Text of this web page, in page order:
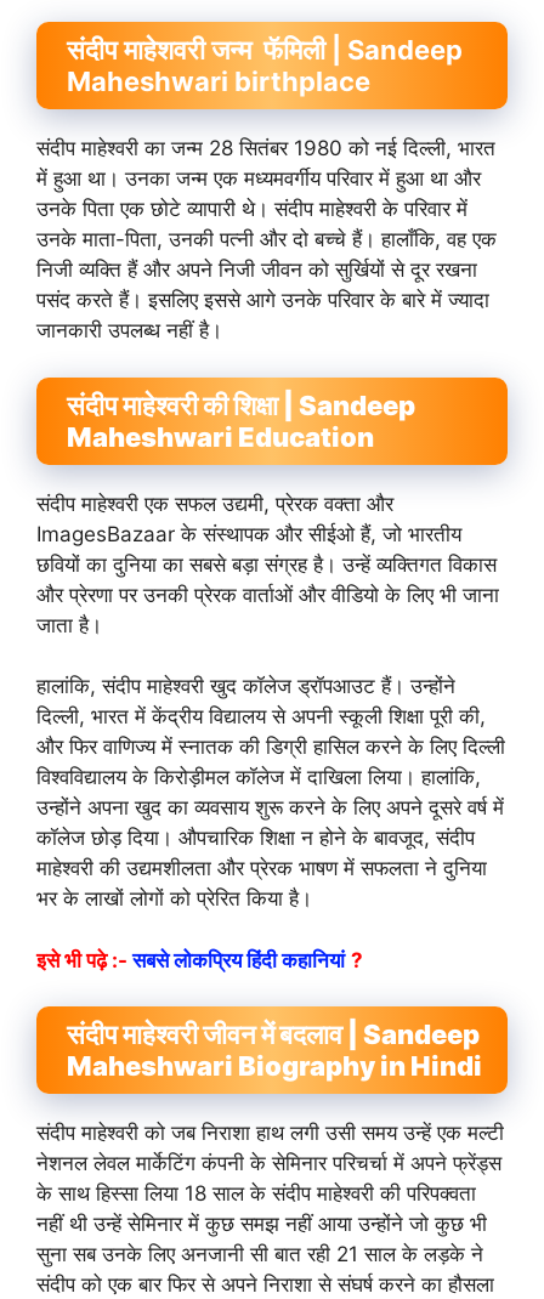
संदीप माहेशवरी जन्म फॅमिली | Sandeep
Maheshwari birthplace
संदीप माहेश्वरी का जन्म 28 सितंबर 1980 को नई दिल्ली, भारत
में हुआ था। उनका जन्म एक मध्यमवर्गीय परिवार में हुआ था और
उनके पिता एक छोटे व्यापारी थे। संदीप माहेश्वरी के परिवार में
उनके माता-पिता, उनकी पत्नी और दो बच्चे हैं। हालाँकि, वह एक
निजी व्यक्ति हैं और अपने निजी जीवन को सुर्खियों से दूर रखना
पसंद करते हैं। इसलिए इससे आगे उनके परिवार के बारे में ज्यादा
जानकारी उपलब्ध नहीं है।
संदीप माहेश्वरी की शिक्षा | Sandeep
Maheshwari Education
संदीप माहेश्वरी एक सफल उद्यमी, प्रेरक वक्ता और
ImagesBazaar के संस्थापक और सीईओ हैं, जो भारतीय
छवियों का दुनिया का सबसे बड़ा संग्रह है। उन्हें व्यक्तिगत विकास
और प्रेरणा पर उनकी प्रेरक वार्ताओं और वीडियो के लिए भी जाना
जाता है।
हालांकि, संदीप माहेश्वरी खुद कॉलेज ड्रॉपआउट हैं। उन्होंने
दिल्ली, भारत में केंद्रीय विद्यालय से अपनी स्कूली शिक्षा पूरी की,
और फिर वाणिज्य में स्नातक की डिग्री हासिल करने के लिए दिल्ली
विश्वविद्यालय के किरोड़ीमल कॉलेज में दाखिला लिया। हालांकि,
उन्होंने अपना खुद का व्यवसाय शुरू करने के लिए अपने दूसरे वर्ष में
कॉलेज छोड़ दिया। औपचारिक शिक्षा न होने के बावजूद, संदीप
माहेश्वरी की उद्यमशीलता और प्रेरक भाषण में सफलता ने दुनिया
भर के लाखों लोगों को प्रेरित किया है।
इसे भी पढ़े :-सबसे लोकप्रिय हिंदी कहानियां ?
संदीप माहेश्वरी जीवन में बदलाव | Sandeep
Maheshwari Biography in Hindi
संदीप माहेश्वरी को जब निराशा हाथ लगी उसी समय उन्हें एक मल्टी
नेशनल लेवल मार्केटिंग कंपनी के सेमिनार परिचर्चा में अपने फ्रेंड्स
के साथ हिस्सा लिया 18 साल के संदीप माहेश्वरी की परिपक्वता
नहीं थी उन्हें सेमिनार में कुछ समझ नहीं आया उन्होंने जो कुछ भी
सुना सब उनके लिए अनजानी सी बात रही 21 साल के लड़के ने
संदीप को एक बार फिर से अपने निराशा से संघर्ष करने का हौसला